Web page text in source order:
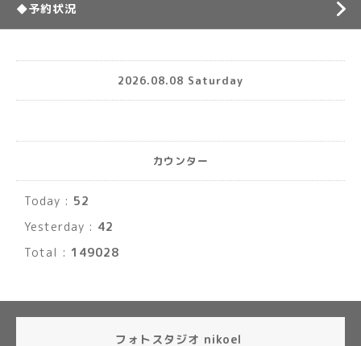
◆予約状況
2026.08.08 Saturday
カウンター
Today : 52
Yesterday : 42
Total : 149028
フォトスタジオ nikoel